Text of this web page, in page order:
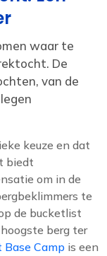
waar te
De
van de
keuze en dat
biedt
om in de
te
de bucketlist
berg ter
Base Camp is een